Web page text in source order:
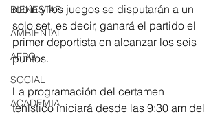
BIENESTAR
AMBIENTAL
AFRO
SOCIAL
ACADEMIA
robín y los juegos se disputarán a un
solo set, es decir, ganará el partido el
primer deportista en alcanzar los seis
puntos.
La programación del certamen
tenístico iniciará desde las 9:30 am del